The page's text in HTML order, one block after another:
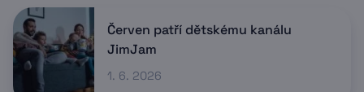
Červen patří dětskému kanálu
JimJam
1. 6. 2026